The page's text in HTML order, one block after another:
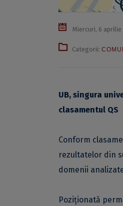
Miercuri, 6 aprilie
Categorii:
UB, singura
clasamentul QS
Conform
rezultatelor din
domenii
Poziționată